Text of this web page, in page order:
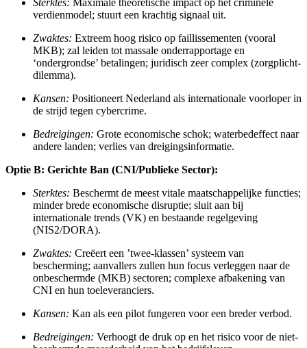
Sterktes: Maximale theoretische impact op het criminele
verdienmodel; stuurt een krachtig signaal uit.
Zwaktes: Extreem hoog risico op faillissementen (vooral
MKB); zal leiden tot massale onderrapportage en
‘ondergrondse’ betalingen; juridisch zeer complex (zorgplicht-
dilemma).
Kansen: Positioneert Nederland als internationale voorloper in
de strijd tegen cybercrime.
Bedreigingen: Grote economische schok; waterbedeffect naar
andere landen; verlies van dreigingsinformatie.
Optie B: Gerichte Ban (CNI/Publieke Sector):
Sterktes: Beschermt de meest vitale maatschappelijke functies;
minder brede economische disruptie; sluit aan bij
internationale trends (VK) en bestaande regelgeving
(NIS2/DORA).
Zwaktes: Creëert een ’twee-klassen’ systeem van
bescherming; aanvallers zullen hun focus verleggen naar de
onbeschermde (MKB) sectoren; complexe afbakening van
CNI en hun toeleveranciers.
Kansen: Kan als een pilot fungeren voor een breder verbod.
Bedreigingen: Verhoogt de druk op en het risico voor de niet-